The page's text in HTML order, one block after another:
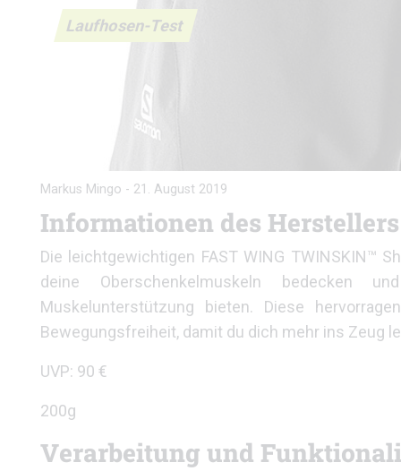
Laufhosen-Test
Markus Mingo - 21. August 2019
Informationen des Herstellers
Die leichtgewichtigen FAST WING TWINSKIN™
deine Oberschenkelmuskeln bedecken
Muskelunterstützung bieten. Diese
Bewegungsfreiheit, damit du dich mehr ins Zeug
UVP: 90 €
200g
Verarbeitung und